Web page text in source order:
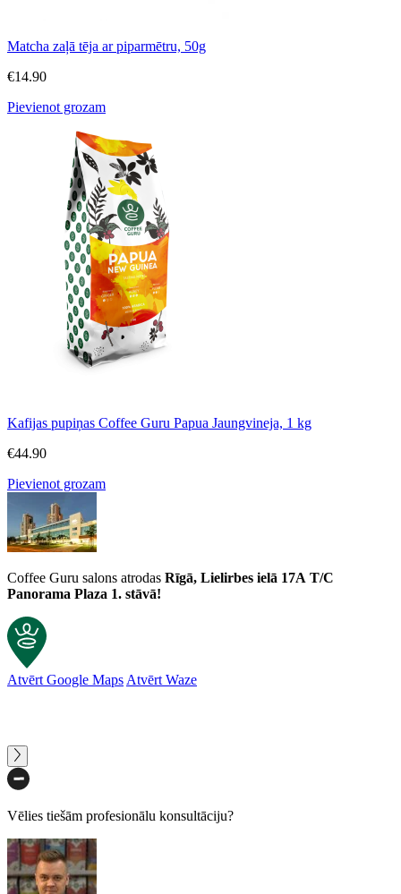
Matcha zaļā tēja ar piparmētru, 50g
€14.90
Pievienot grozam
Kafijas pupiņas Coffee Guru Papua Jaungvineja, 1 kg
€44.90
Pievienot grozam
Coffee Guru salons atrodas Rīgā, Lielirbes ielā 17A T/C
Panorama Plaza 1. stāvā!
Atvērt Google MapsAtvērt Waze
Vēlies tiešām profesionālu konsultāciju?